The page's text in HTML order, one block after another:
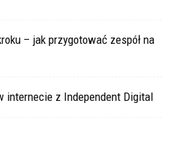
– jak przygotować zespół na
internecie z Independent Digital